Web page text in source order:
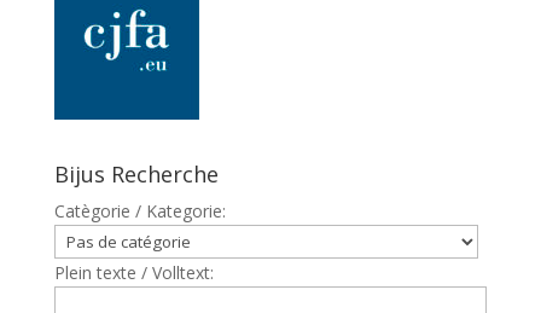
Bijus Recherche
Catègorie / Kategorie:
Plein texte / Volltext: